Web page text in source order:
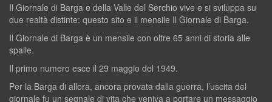
Il Giornale di Barga e della Valle del Serchio vive e si sviluppa su
due realtà distinte: questo sito e il mensile Il Giornale di Barga.
Il Giornale di Barga è un mensile con oltre 65 anni di storia alle
spalle.
Il primo numero esce il 29 maggio del 1949.
Per la Barga di allora, ancora provata dalla guerra, l’uscita del
giornale fu un segnale di vita che veniva a portare un messaggio